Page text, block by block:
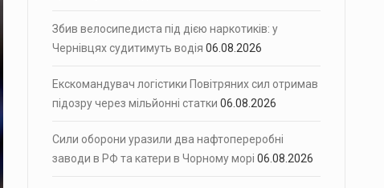
Збив велосипедиста під дією наркотиків: у
Чернівцях судитимуть водія 06.08.2026
Екскомандувач логістики Повітряних сил отримав
підозру через мільйонні статки 06.08.2026
Сили оборони уразили два нафтопереробні
заводи в РФ та катери в Чорному морі 06.08.2026